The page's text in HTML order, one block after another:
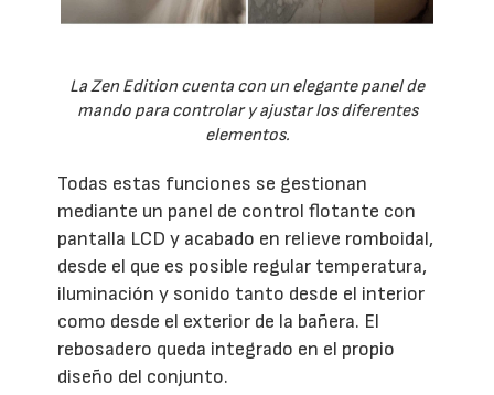
La Zen Edition cuenta con un elegante panel de
mando para controlar y ajustar los diferentes
elementos.
Todas estas funciones se gestionan
mediante un panel de control flotante con
pantalla LCD y acabado en relieve romboidal,
desde el que es posible regular temperatura,
iluminación y sonido tanto desde el interior
como desde el exterior de la bañera. El
rebosadero queda integrado en el propio
diseño del conjunto.